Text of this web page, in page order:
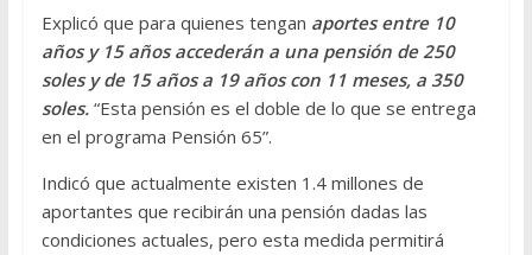
Explicó que para quienes tengan aportes entre 10
años y 15 años accederán a una pensión de 250
soles y de 15 años a 19 años con 11 meses, a 350
soles. “Esta pensión es el doble de lo que se entrega
en el programa Pensión 65”.
Indicó que actualmente existen 1.4 millones de
aportantes que recibirán una pensión dadas las
condiciones actuales, pero esta medida permitirá